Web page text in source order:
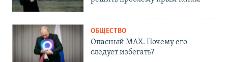
ОБЩЕСТВО
Опасный MAX. Почему его
следует избегать?